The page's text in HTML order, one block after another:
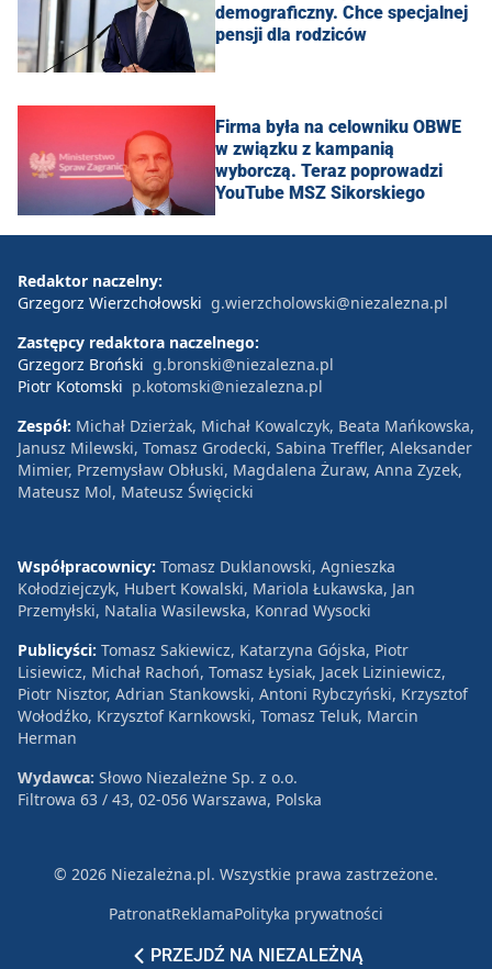
demograficzny. Chce specjalnej
pensji dla rodziców
Firma była na celowniku OBWE
w związku z kampanią
wyborczą. Teraz poprowadzi
YouTube MSZ Sikorskiego
PRZEJDŹ NA NIEZALEŻNĄ
Redaktor naczelny:
Grzegorz Wierzchołowski g.wierzcholowski@niezalezna.pl
Zastępcy redaktora naczelnego:
Grzegorz Broński g.bronski@niezalezna.pl
Piotr Kotomski p.kotomski@niezalezna.pl
Zespół: Michał Dzierżak, Michał Kowalczyk, Beata Mańkowska,
Janusz Milewski, Tomasz Grodecki, Sabina Treffler, Aleksander
Mimier, Przemysław Obłuski, Magdalena Żuraw, Anna Zyzek,
Mateusz Mol, Mateusz Święcicki
Współpracownicy: Tomasz Duklanowski, Agnieszka
Kołodziejczyk, Hubert Kowalski, Mariola Łukawska, Jan
Przemyłski, Natalia Wasilewska, Konrad Wysocki
Publicyści: Tomasz Sakiewicz, Katarzyna Gójska, Piotr
Lisiewicz, Michał Rachoń, Tomasz Łysiak, Jacek Liziniewicz,
Piotr Nisztor, Adrian Stankowski, Antoni Rybczyński, Krzysztof
Wołodźko, Krzysztof Karnkowski, Tomasz Teluk, Marcin
Herman
Wydawca: Słowo Niezależne Sp. z o.o.
Filtrowa 63 / 43, 02-056 Warszawa, Polska
© 2026 Niezależna.pl. Wszystkie prawa zastrzeżone.
PatronatReklamaPolityka prywatności